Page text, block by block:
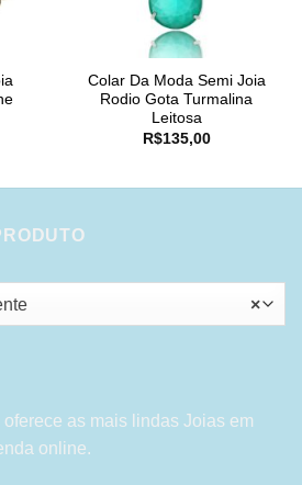
Colar Da Moda Semi Joia
Rodio Gota Turmalina
Leitosa
R$135,00
×
as mais lindas Joias em
online.